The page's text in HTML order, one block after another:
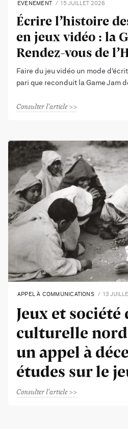
EVENEMENT 15 JUILLET 2026
Écrire l’histoire
en jeux vidéo : la
Rendez-vous de
Faire du jeu vidéo un mode
pari que reconduit la Game Jam
Consulter l'article
APPEL À COMMUNICATIONS 13
Jeux et société
culturelle
un appel à
études sur le
Consulter l'article